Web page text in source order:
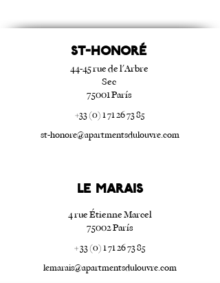
ST-HONORé
44-45 rue de l'Arbre
Sec
75001 París
+33 (0) 1 71 26 73 85
st-honore@apartmentsdulouvre.com
LE marais
4 rue Étienne Marcel
75002 París
+ 33 (0) 1 71 26 73 85
lemarais@apartmentsdulouvre.com